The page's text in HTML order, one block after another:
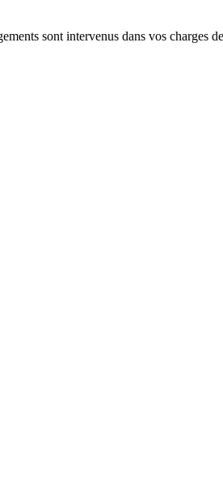
sont intervenus dans vos charges